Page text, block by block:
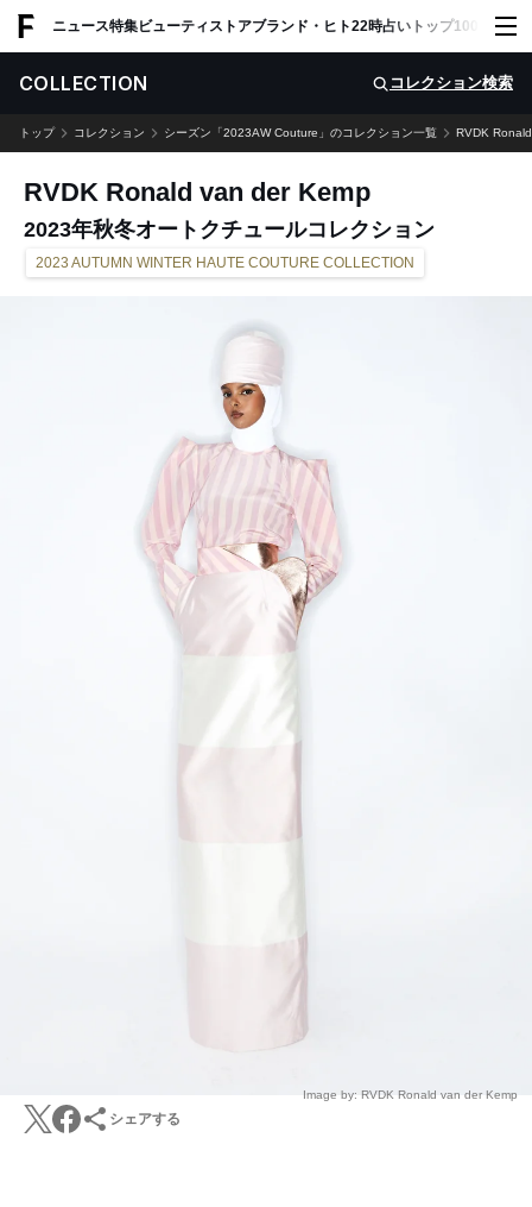
ニュース特集ビューティ ストアブランド・ヒト22時占い トップ100 スナッ
COLLECTION コレクション検索
トップ コレクション シーズン「2023AW Couture」のコレクション一覧 RVDK
RVDK Ronald van der Kemp
2023年秋冬オートクチュールコレクション
2023 AUTUMN WINTER HAUTE COUTURE COLLECTION
Image by: RVDK Ronald van der Kemp
シェアする